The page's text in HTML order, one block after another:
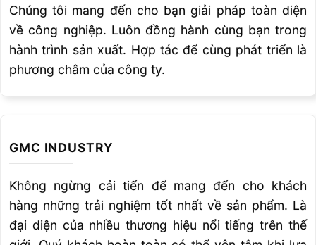
Chúng tôi mang đến cho bạn giải pháp toàn diện
về công nghiệp. Luôn đồng hành cùng bạn trong
hành trình sản xuất. Hợp tác để cùng phát triển là
phương châm của công ty.
GMC INDUSTRY
Không ngừng cải tiến để mang đến cho khách
hàng những trải nghiệm tốt nhất về sản phẩm. Là
đại diện của nhiều thương hiệu nổi tiếng trên thế